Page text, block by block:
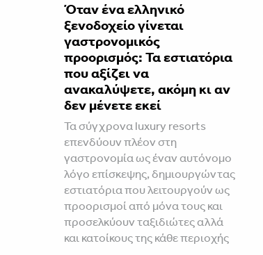
Όταν ένα ελληνικό
ξενοδοχείο γίνεται
γαστρονομικός
προορισμός: Τα εστιατόρια
που αξίζει να
ανακαλύψετε, ακόμη κι αν
δεν μένετε εκεί
Τα σύγχρονα luxury resorts
επενδύουν πλέον στη
γαστρονομία ως έναν αυτόνομο
λόγο επίσκεψης, δημιουργώντας
εστιατόρια που λειτουργούν ως
προορισμοί από μόνα τους και
προσελκύουν ταξιδιώτες αλλά
και κατοίκους της κάθε περιοχής